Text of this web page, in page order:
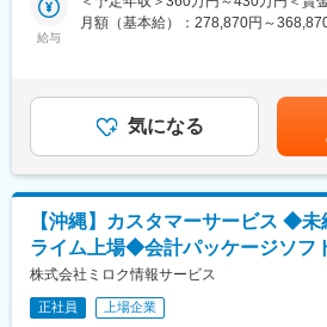
7か月
・契約社員グレードAから正社員への
自身の頑張りが給与にしっかり反映
■入社後の研修：
中途採用では珍しい手厚い新人研修
につけられる環境です。
職種によって研修期間は異なります。
オンライン研修と集合研修を組み合
合研修については、大阪市内の会場で
※通勤不可の方には宿泊を手配いたし
衝をお任せします。税理士法人や親
料確認、会計処理の判断、業務フロ
100名規模の会社で経理財務全般を
定せず幅広い経験を積めます。上場会
を整えていく段階だからこそ、実務改
り、自身の専門性を高められる環境で
■扱うサービス
給与
月額（基本給）：278,870円～
目からは年俸制に移行・管理職処遇(
業代なし賃金はあくまでも目安の金
する可能性があります。月給(月額)は
気になる
【沖縄】カスタマーサービス ◆
ライム上場◆会計パッケージソフ
株式会社ミロク情報サービス
正社員 上場企業